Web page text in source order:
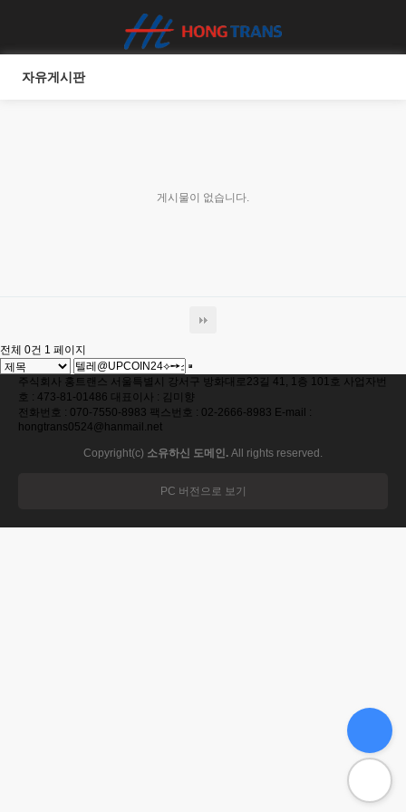
자유게시판
게시물이 없습니다.
전체 0건 1 페이지
주식회사 홍트랜스 서울특별시 강서구 방화대로23길 41, 1층 101호 사업자번
호 : 473-81-01486 대표이사 : 김미향
전화번호 : 070-7550-8983 팩스번호 : 02-2666-8983 E-mail :
hongtrans0524@hanmail.net
Copyright(c) 소유하신 도메인. All rights reserved.
PC 버전으로 보기